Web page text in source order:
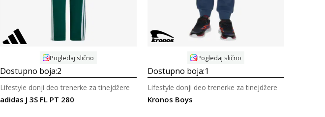
Pogledaj slično
Dostupno boja:2
adidas J 3S FL PT 280
Lifestyle donji deo trenerke za tinejdžere
Pogledaj slično
Dostupno boja:1
Kronos Boys
Lifestyle donji deo trenerke za tinejdžere